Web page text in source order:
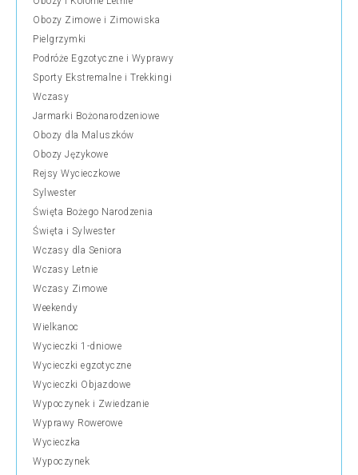
Obozy Zimowe i Zimowiska
Pielgrzymki
Podróże Egzotyczne i Wyprawy
Sporty Ekstremalne i Trekkingi
Wczasy
Jarmarki Bożonarodzeniowe
Obozy dla Maluszków
Obozy Językowe
Rejsy Wycieczkowe
Sylwester
Święta Bożego Narodzenia
Święta i Sylwester
Wczasy dla Seniora
Wczasy Letnie
Wczasy Zimowe
Weekendy
Wielkanoc
Wycieczki 1-dniowe
Wycieczki egzotyczne
Wycieczki Objazdowe
Wypoczynek i Zwiedzanie
Wyprawy Rowerowe
Wycieczka
Wypoczynek